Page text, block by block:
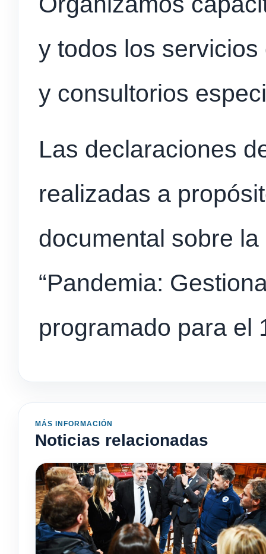
y todos los
y consultorios
Las declaraciones
realizadas a
documental sobre
“Pandemia:
programado para el
MÁS INFORMACIÓN
Noticias relacionadas